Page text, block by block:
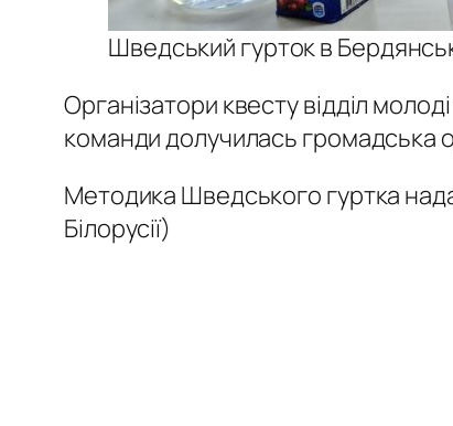
Шведський гурток в
Організатори квесту відділ
команди долучилась громадська
Методика Шведського гуртка
Білорусії)